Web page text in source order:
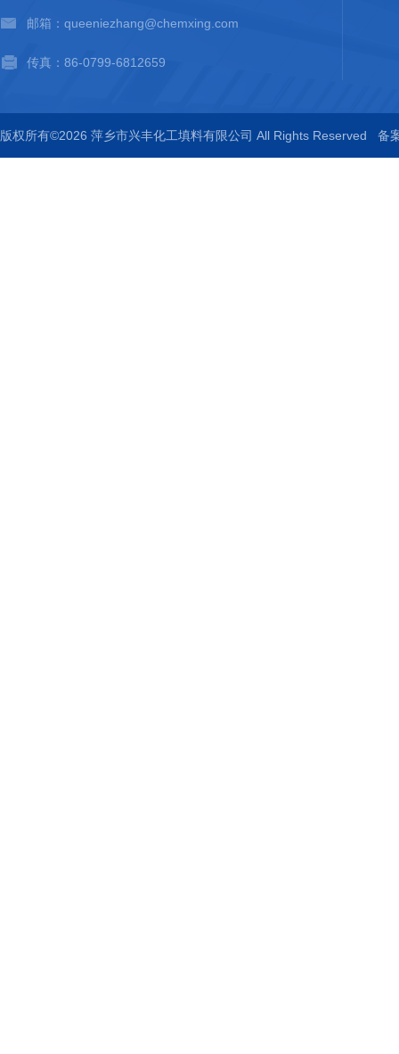
邮箱：queeniezhang@chemxing.com
传真：86-0799-6812659
版权所有©2026 萍乡市兴丰化工填料有限公司 All Rights Reserved 备